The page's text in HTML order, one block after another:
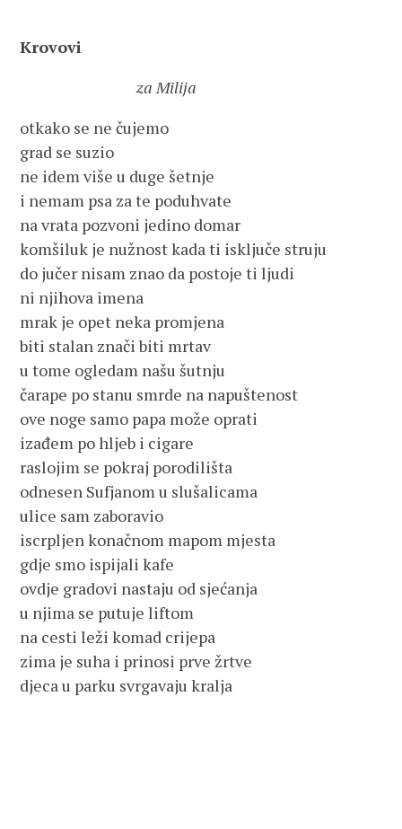
Krovovi
za Milija
otkako se ne čujemo
grad se suzio
ne idem više u duge šetnje
i nemam psa za te poduhvate
na vrata pozvoni jedino domar
komšiluk je nužnost kada ti isključe struju
do jučer nisam znao da postoje ti ljudi
ni njihova imena
mrak je opet neka promjena
biti stalan znači biti mrtav
u tome ogledam našu šutnju
čarape po stanu smrde na napuštenost
ove noge samo papa može oprati
izađem po hljeb i cigare
raslojim se pokraj porodilišta
odnesen Sufjanom u slušalicama
ulice sam zaboravio
iscrpljen konačnom mapom mjesta
gdje smo ispijali kafe
ovdje gradovi nastaju od sjećanja
u njima se putuje liftom
na cesti leži komad crijepa
zima je suha i prinosi prve žrtve
djeca u parku svrgavaju kralja